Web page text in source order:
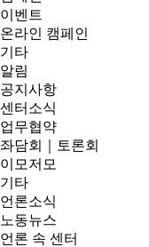
이벤트
온라인 캠페인
기타
알림
공지사항
센터소식
업무협약
좌담회｜토론회
이모저모
기타
언론소식
노동뉴스
언론 속 센터